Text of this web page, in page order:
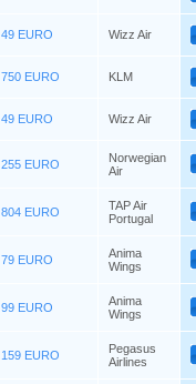
49 EURO Wizz Air
750 EURO KLM
49 EURO Wizz Air
255 EURO
Norwegian
Air
804 EURO
TAP Air
Portugal
79 EURO
Anima
Wings
99 EURO
Anima
Wings
159 EURO
Pegasus
Airlines